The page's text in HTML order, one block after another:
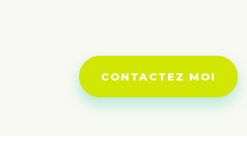
CONTACTEZ MOI